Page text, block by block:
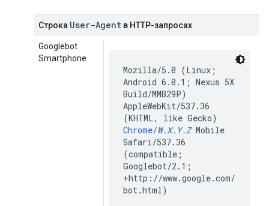
Строка User-Agent в HTTP-запросах
Googlebot
Smartphone
Mozilla/5.0 (Linux;
Android 6.0.1; Nexus 5X
Build/MMB29P)
AppleWebKit/537.36
(KHTML, like Gecko)
Chrome/W.X.Y.ZMobile
Safari/537.36
(compatible;
Googlebot/2.1;
+http://www.google.com/
bot.html)